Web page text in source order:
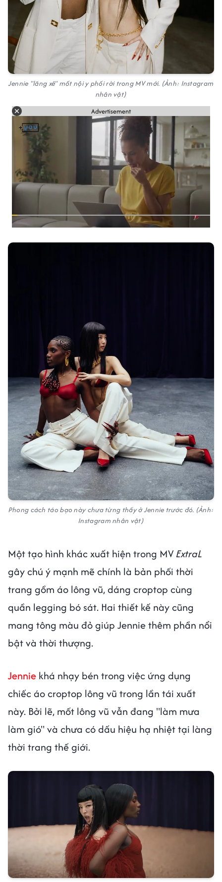
Jennie "lăng xê" mốt nội y phối rời trong MV mới. (Ảnh: Instagram
nhân vật)
Advertisement
Phong cách táo bạo này chưa từng thấy ở Jennie trước đó. (Ảnh:
Instagram nhân vật)
Một tạo hình khác xuất hiện trong MV ExtraL
gây chú ý mạnh mẽ chính là bản phối thời
trang gồm áo lông vũ, dáng croptop cùng
quần legging bó sát. Hai thiết kế này cũng
mang tông màu đỏ giúp Jennie thêm phần nổi
bật và thời thượng.
Jennie khá nhạy bén trong việc ứng dụng
chiếc áo croptop lông vũ trong lần tái xuất
này. Bởi lẽ, mốt lông vũ vẫn đang "làm mưa
làm gió" và chưa có dấu hiệu hạ nhiệt tại làng
thời trang thế giới.